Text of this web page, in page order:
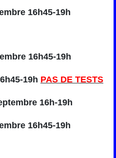
16h45-19h
16h45-19h
19h PAS DE TESTS
16h-19h
16h45-19h